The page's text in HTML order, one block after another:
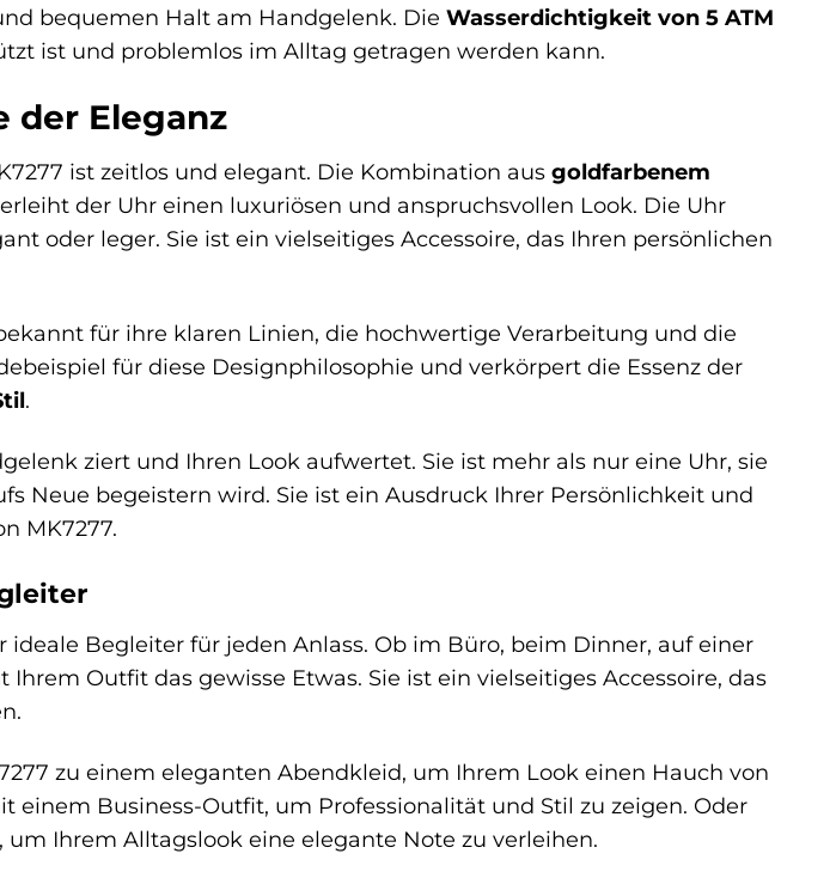
bequemen Halt am Handgelenk. Die Wasserdichtigkeit von 5 ATM
ist und problemlos im Alltag getragen werden kann.
der Eleganz
ist zeitlos und elegant. Die Kombination aus goldfarbenem
der Uhr einen luxuriösen und anspruchsvollen Look. Die Uhr
oder leger. Sie ist ein vielseitiges Accessoire, das Ihren persönlichen
für ihre klaren Linien, die hochwertige Verarbeitung und die
für diese Designphilosophie und verkörpert die Essenz der
.
ziert und Ihren Look aufwertet. Sie ist mehr als nur eine Uhr, sie
Neue begeistern wird. Sie ist ein Ausdruck Ihrer Persönlichkeit und
MK7277.
ideale Begleiter für jeden Anlass. Ob im Büro, beim Dinner, auf einer
Outfit das gewisse Etwas. Sie ist ein vielseitiges Accessoire, das
zu einem eleganten Abendkleid, um Ihrem Look einen Hauch von
einem Business-Outfit, um Professionalität und Stil zu zeigen. Oder
um Ihrem Alltagslook eine elegante Note zu verleihen.